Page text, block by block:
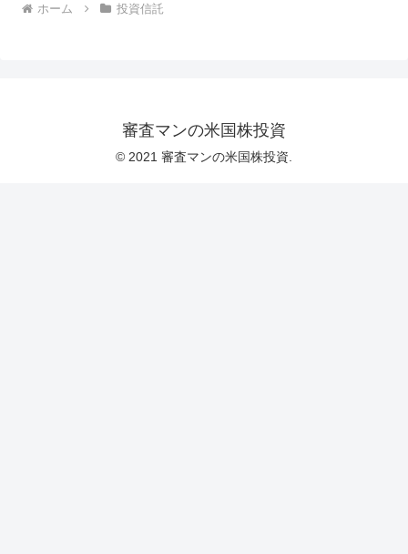
ホーム 投資信託
審査マンの米国株投資
© 2021 審査マンの米国株投資.